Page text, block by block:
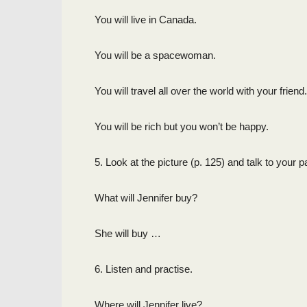
You will live in Canada.
You will be a spacewoman.
You will travel all over the world with your friend.
You will be rich but you won’t be happy.
5. Look at the picture (p. 125) and talk to your
What will Jennifer buy?
She will buy …
6. Listen and practise.
Where will Jennifer live?